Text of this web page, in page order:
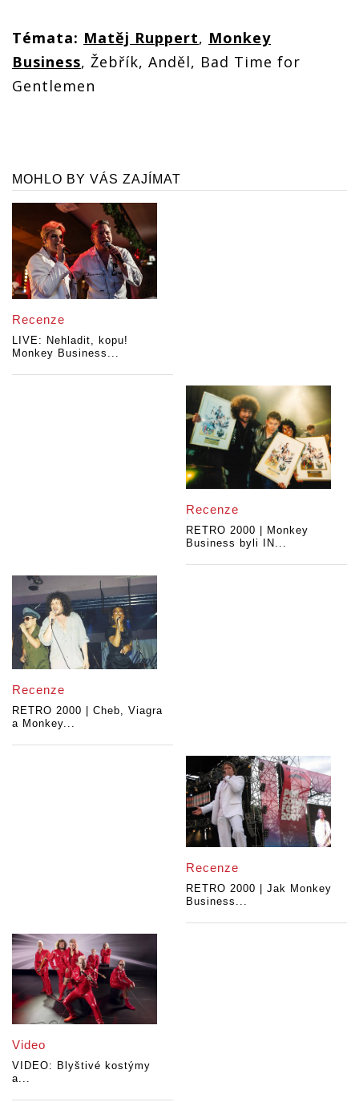
Témata: Matěj Ruppert, Monkey
Business, Žebřík, Anděl, Bad Time for
Gentlemen
MOHLO BY VÁS ZAJÍMAT
Recenze
LIVE: Nehladit, kopu!
Monkey Business...
Recenze
RETRO 2000 | Monkey
Business byli IN...
Recenze
RETRO 2000 | Cheb, Viagra
a Monkey...
Recenze
RETRO 2000 | Jak Monkey
Business...
Video
VIDEO: Blyštivé kostýmy
a...